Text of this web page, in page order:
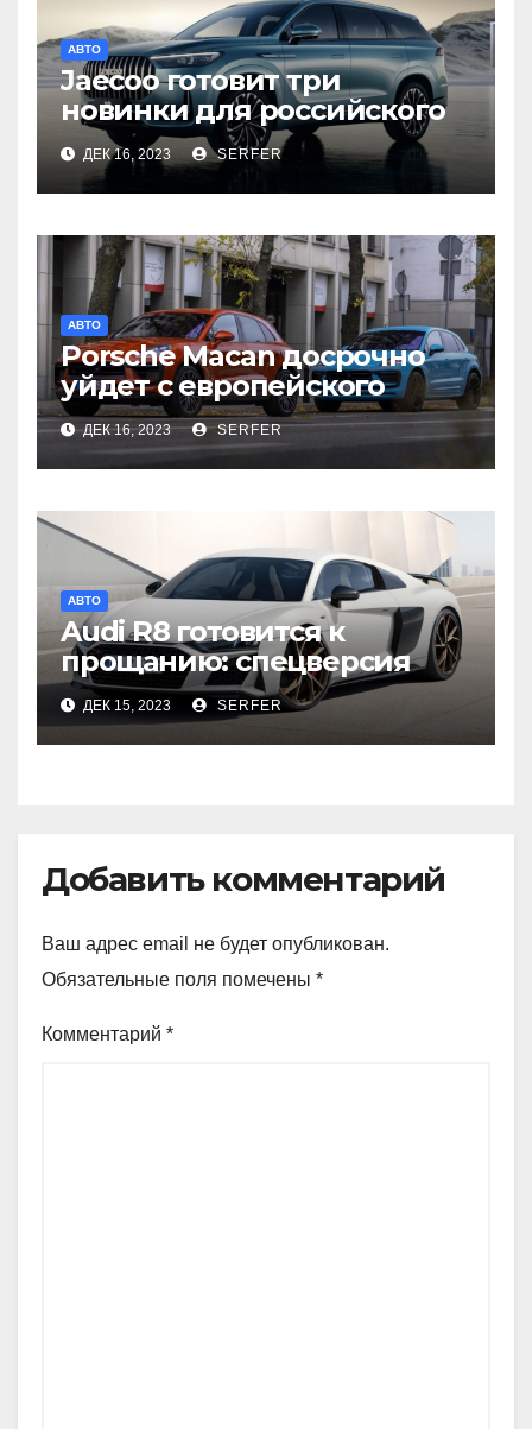
АВТО
Jaecoo готовит три
новинки для российского
рынка
ДЕК 16, 2023 SERFER
АВТО
Porsche Macan досрочно
уйдет с европейского
рынка
ДЕК 16, 2023 SERFER
АВТО
Audi R8 готовится к
прощанию: спецверсия
для Японии
ДЕК 15, 2023 SERFER
Добавить комментарий
Ваш адрес email не будет опубликован.
Обязательные поля помечены *
Комментарий *